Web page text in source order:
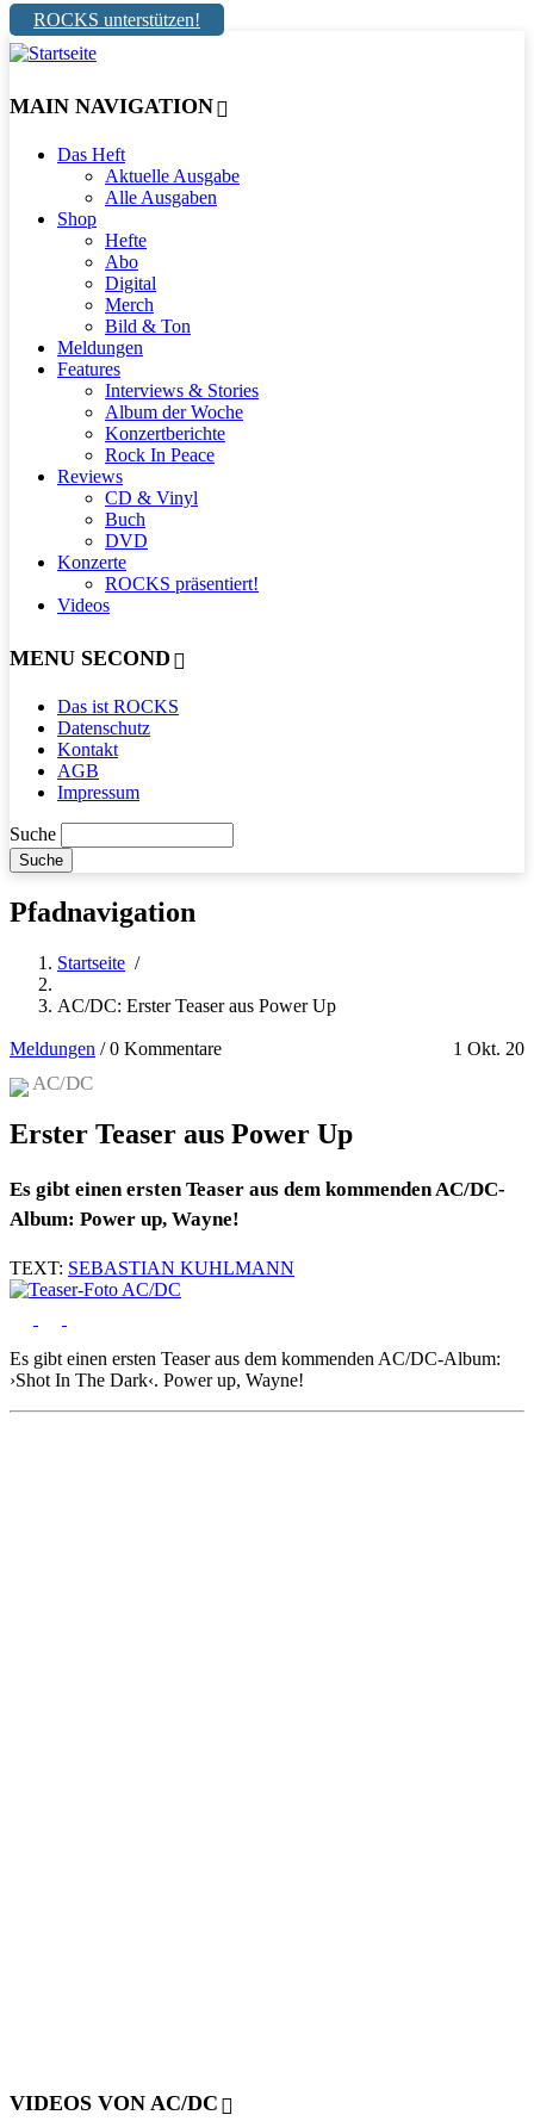
ROCKS unterstützen!
MAIN NAVIGATION
Das Heft
Aktuelle Ausgabe
Alle Ausgaben
Shop
Hefte
Abo
Digital
Merch
Bild & Ton
Meldungen
Features
Interviews & Stories
Album der Woche
Konzertberichte
Rock In Peace
Reviews
CD & Vinyl
Buch
DVD
Konzerte
ROCKS präsentiert!
Videos
MENU SECOND
Das ist ROCKS
Datenschutz
Kontakt
AGB
Impressum
Suche
Pfadnavigation
Startseite /
AC/DC: Erster Teaser aus Power Up
Meldungen 1 Okt. 20
/0 Kommentare
AC/DC
Erster Teaser aus Power Up
Es gibt einen ersten Teaser aus dem kommenden AC/DC-
Album: Power up, Wayne!
TEXT: SEBASTIAN KUHLMANN
Es gibt einen ersten Teaser aus dem kommenden AC/DC-Album:
›Shot In The Dark‹. Power up, Wayne!
VIDEOS VON AC/DC